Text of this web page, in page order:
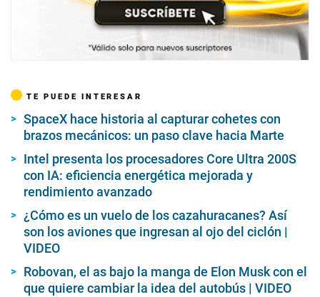
Robovan, el as bajo la manga de Elon Musk con el
que quiere cambiar la idea del autobús | VIDEO
Seguir temas Optimus
Conforme a los criterios de
Tipo de trabajo:
Noticias